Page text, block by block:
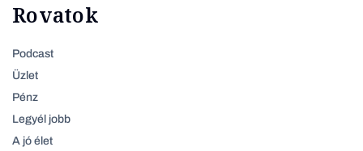
Rovatok
Podcast
Üzlet
Pénz
Legyél jobb
A jó élet